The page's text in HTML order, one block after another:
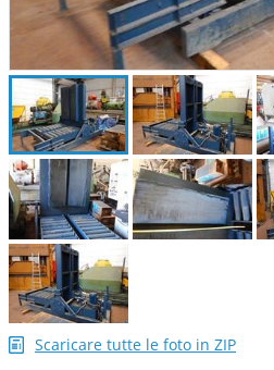
Scaricare tutte le foto in ZIP